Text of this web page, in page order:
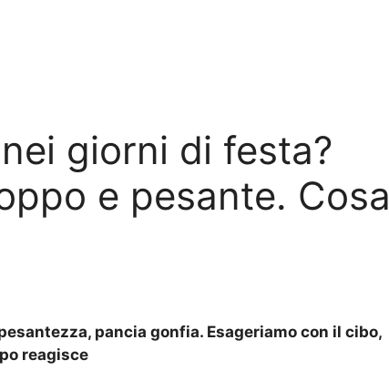
giorni di festa?
e pesante. Cosa
pancia gonfia. Esageriamo con il cibo,
reagisce